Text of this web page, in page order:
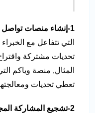
1-إنشاء منصات تواصل فعالة:
التي تتفاعل مع
تحديات مشتركة
المثال, منصة وياكم
تعطي تحديات
2-تشجيع المشاركة المجتمعية: